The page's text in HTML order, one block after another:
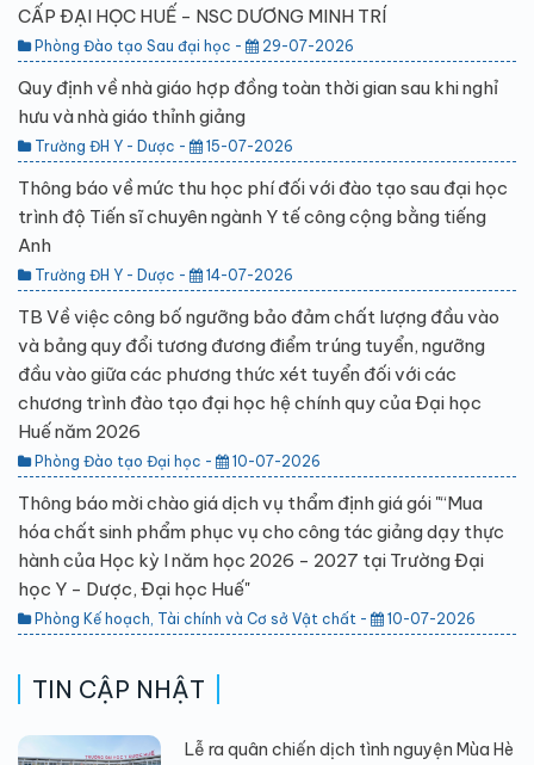
CẤP ĐẠI HỌC HUẾ - NSC DƯƠNG MINH TRÍ
Phòng Đào tạo Sau đại học - 29-07-2026
Quy định về nhà giáo hợp đồng toàn thời gian sau khi nghỉ
hưu và nhà giáo thỉnh giảng
Trường ĐH Y - Dược - 15-07-2026
Thông báo về mức thu học phí đối với đào tạo sau đại học
trình độ Tiến sĩ chuyên ngành Y tế công cộng bằng tiếng
Anh
Trường ĐH Y - Dược - 14-07-2026
TB Về việc công bố ngưỡng bảo đảm chất lượng đầu vào
và bảng quy đổi tương đương điểm trúng tuyển, ngưỡng
đầu vào giữa các phương thức xét tuyển đối với các
chương trình đào tạo đại học hệ chính quy của Đại học
Huế năm 2026
Phòng Đào tạo Đại học - 10-07-2026
Thông báo mời chào giá dịch vụ thẩm định giá gói "“Mua
hóa chất sinh phẩm phục vụ cho công tác giảng dạy thực
hành của Học kỳ I năm học 2026 - 2027 tại Trường Đại
học Y - Dược, Đại học Huế"
Phòng Kế hoạch, Tài chính và Cơ sở Vật chất - 10-07-2026
TIN CẬP NHẬT
Lễ ra quân chiến dịch tình nguyện Mùa Hè